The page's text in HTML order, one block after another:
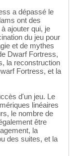
a dépassé le
ont des
ajouter qui, je
du jeu pour
et de mythes
Dwarf Fortress,
la reconstruction
Fortress, et la
d'un jeu. Le
linéaires
le nombre de
être
la
des suites, et la